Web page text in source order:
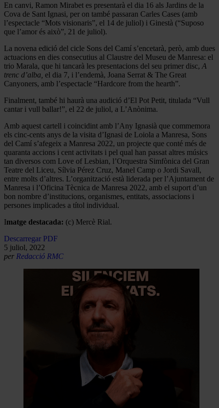
En canvi, Ramon Mirabet es presentarà el dia 16 als Jardins de la
Cova de Sant Ignasi, per on també passaran Carles Cases (amb
l’espectacle “Mots visionaris”, el 14 de juliol) i Ginestà (“Suposo
que l’amor és això”, 21 de juliol).
La novena edició del cicle Sons del Camí s’encetarà, però, amb dues
actuacions en dies consecutius al Claustre del Museu de Manresa: el
trio Marala, que hi tancarà les presentacions del seu primer disc, A
trenc d’alba, el dia 7, i l’endemà, Joana Serrat & The Great
Canyoners, amb l’espectacle “Hardcore from the hearth”.
Finalment, també hi haurà una audició d’El Pot Petit, titulada “Vull
cantar i vull ballar!”, el 22 de juliol, a L’Anònima.
Amb aquest cartell i coincidint amb l’Any Ignasià que commemora
els cinc-cents anys de la visita d’Ignasi de Loiola a Manresa, Sons
del Camí s’afegeix a Manresa 2022, un projecte que conté més de
quaranta accions i cent activitats i pel qual han passat altres músics
tan diversos com Love of Lesbian, l’Orquestra Simfònica del Gran
Teatre del Liceu, Sílvia Pérez Cruz, Manel Camp o Jordi Savall,
entre molts d’altres. L’organització està liderada per l’Ajuntament de
Manresa i l’Oficina Tècnica de Manresa 2022, amb el suport d’un
bon nombre d’institucions, organismes, entitats, associacions i
persones implicades a títol individual.
Imatge destacada: (c) Mercè Rial.
Descarregar PDF
5 juliol, 2022
per Redacció RMC